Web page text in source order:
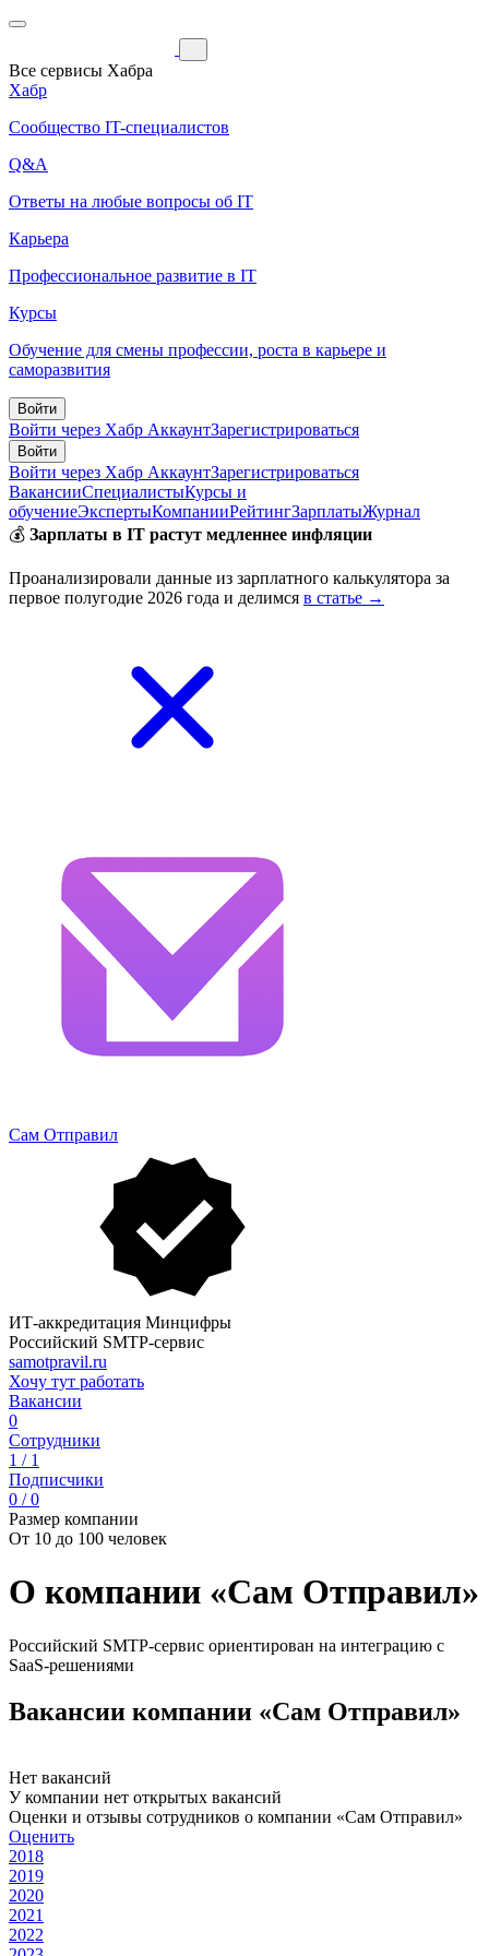
Все сервисы Хабра
Хабр
Сообщество IT-специалистов
Q&A
Ответы на любые вопросы об IT
Карьера
Профессиональное развитие в IT
Курсы
Обучение для смены профессии, роста в карьере и
саморазвития
Войти
Войти через Хабр АккаунтЗарегистрироваться
Войти
Войти через Хабр АккаунтЗарегистрироваться
ВакансииСпециалистыКурсы и
обучениеЭкспертыКомпанииРейтингЗарплатыЖурнал
💰 Зарплаты в IT растут медленнее инфляции
Проанализировали данные из зарплатного калькулятора за
первое полугодие 2026 года и делимся в статье →
Сам Отправил
ИТ-аккредитация Минцифры
Российский SMTP-сервис
samotpravil.ru
Хочу тут работать
Вакансии
0
Сотрудники
1 / 1
Подписчики
0 / 0
Размер компании
От 10 до 100 человек
О компании «Сам Отправил»
Российский SMTP-сервис ориентирован на интеграцию с
SaaS-решениями
Вакансии компании «Сам Отправил»
Нет вакансий
У компании нет открытых вакансий
Оценки и отзывы сотрудников о компании «Сам Отправил»
Оценить
2018
2019
2020
2021
2022